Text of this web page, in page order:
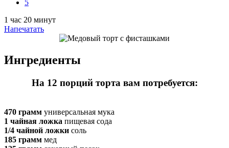
5
1 час 20 минут
Напечатать
Ингредиенты
На 12 порций торта вам потребуется:
470 грамм универсальная мука
1 чайная ложка пищевая сода
1/4 чайной ложки соль
185 грамм мед